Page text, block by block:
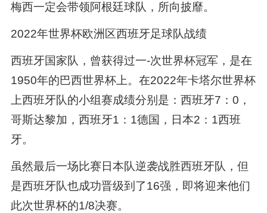
梅西一定会带领阿根廷球队，所向披靡。
2022年世界杯欧洲区西班牙足球队战绩
西班牙国家队，曾获得过一-次世界杯冠军，是在
1950年的巴西世界杯上。在2022年卡塔尔世界杯
上西班牙队的小组赛成绩分别是：西班牙7：0，
哥斯达黎加，西班牙1：1德国，日本2：1西班
牙。
虽然最后一场比赛日本队逆袭战胜西班牙队，但
是西班牙队也成功晋级到了16强，即将迎来他们
此次世界杯的1/8决赛。